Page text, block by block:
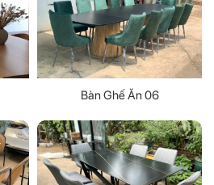
Bàn Ghế Ăn 06